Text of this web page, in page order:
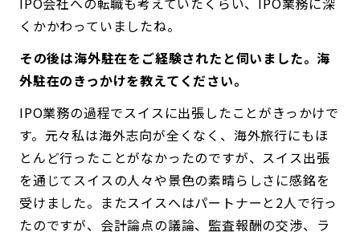
くかかわっていましたね。
――その後は海外駐在をご経験されたと伺いました。海
外駐在のきっかけを教えてください。
IPO業務の過程でスイスに出張したことがきっかけで
す。元々私は海外志向が全くなく、海外旅行にもほ
とんど行ったことがなかったのですが、スイス出張
を通じてスイスの人々や景色の素晴らしさに感銘を
受けました。またスイスへはパートナーと2人で行っ
たのですが、会計論点の議論、監査報酬の交渉、ラ